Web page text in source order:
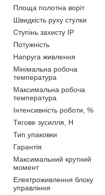
Площа полотна воріт
Швидкість руху стулки
Ступінь захисту IP
Потужність
Напруга живлення
Мінімальна робоча
температура
Максимальна робоча
температура
Інтенсивність роботи, %
Тягове зусилля, Н
Тип упаковки
Гарантія
Максимальний крутний
момент
Електроживлення блоку
управління